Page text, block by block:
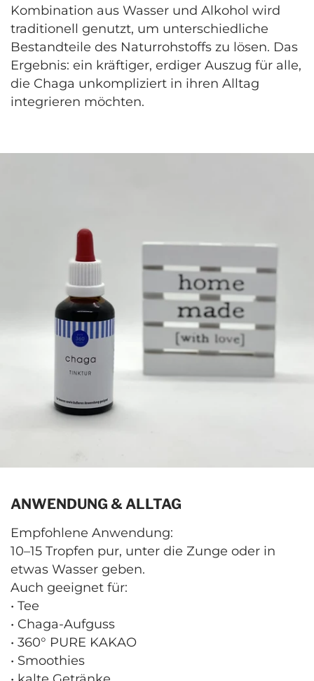
Kombination aus Wasser und Alkohol wird
traditionell genutzt, um unterschiedliche
Bestandteile des Naturrohstoffs zu lösen. Das
Ergebnis: ein kräftiger, erdiger Auszug für alle,
die Chaga unkompliziert in ihren Alltag
integrieren möchten.
ANWENDUNG & ALLTAG
Empfohlene Anwendung:
10–15 Tropfen pur, unter die Zunge oder in
etwas Wasser geben.
Auch geeignet für:
• Tee
• Chaga-Aufguss
• 360° PURE KAKAO
• Smoothies